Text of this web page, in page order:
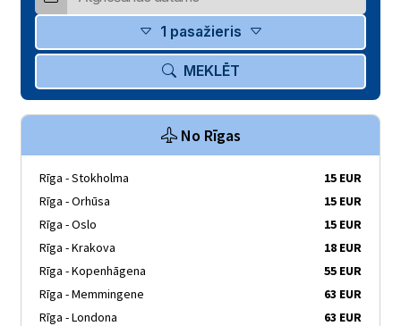
1 pasažieris
MEKLĒT
No Rīgas
Rīga - Stokholma
15 EUR
Rīga - Orhūsa
15 EUR
Rīga - Oslo
15 EUR
Rīga - Krakova
18 EUR
Rīga - Kopenhāgena
55 EUR
Rīga - Memmingene
63 EUR
Rīga - Londona
63 EUR